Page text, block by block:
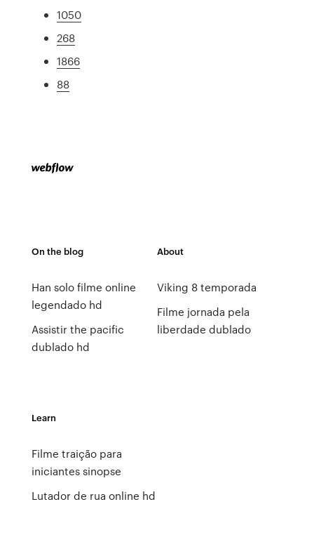
1050
268
1866
88
On the blog
Han solo filme online
legendado hd
Assistir the pacific
dublado hd
About
Viking 8 temporada
Filme jornada pela
liberdade dublado
Learn
Filme traição para
iniciantes sinopse
Lutador de rua online hd